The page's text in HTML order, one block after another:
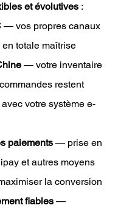
et évolutives :
— vos propres canaux
totale maîtrise
— votre inventaire
restent
votre système e-
paiements — prise en
et autres moyens
la conversion
fiables —